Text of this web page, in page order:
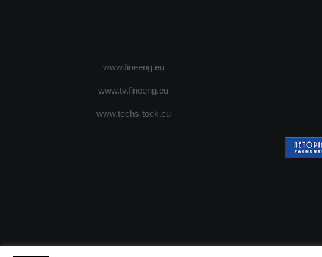
www.fineeng.eu
www.tv.fineeng.eu
www.techs-tock.eu